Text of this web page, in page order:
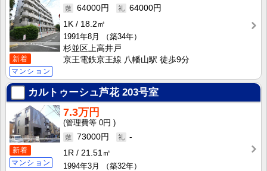
新着
マンション
64000円
64000円
1K
18.2㎡
1991年8月
（築34年）
杉並区上高井戸
京王電鉄京王線 八幡山駅 徒歩9分
カルトゥーシュ芦花203号室
新着
マンション
7.3万円
0円
73000円
-
1R
21.51㎡
1994年3月
（築32年）